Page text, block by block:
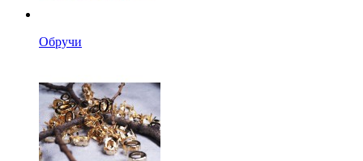
Обручи